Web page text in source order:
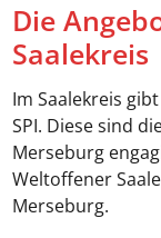
Die
Saalekreis
Im Saalekreis
SPI. Diese sind
Merseburg
Weltoffener
Merseburg.